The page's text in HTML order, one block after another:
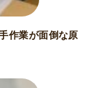
作業が面倒な原